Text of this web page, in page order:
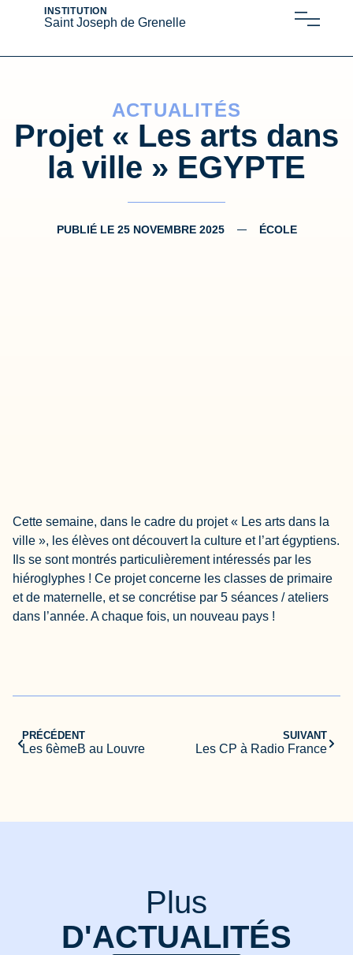
INSTITUTION
Saint Joseph de Grenelle
ACTUALITÉS
Projet « Les arts dans
la ville » EGYPTE
PUBLIÉ LE 25 NOVEMBRE 2025 ÉCOLE
Cette semaine, dans le cadre du projet « Les arts dans la
ville », les élèves ont découvert la culture et l’art égyptiens.
Ils se sont montrés particulièrement intéressés par les
hiéroglyphes ! Ce projet concerne les classes de primaire
et de maternelle, et se concrétise par 5 séances / ateliers
dans l’année. A chaque fois, un nouveau pays !
PRÉCÉDENT
Les 6èmeB au Louvre
SUIVANT
Les CP à Radio France
Plus
D'ACTUALITÉS